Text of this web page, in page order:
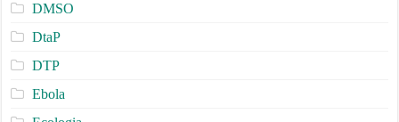
DMSO
DtaP
DTP
Ebola